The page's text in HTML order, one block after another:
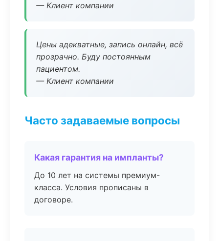
— Клиент компании
Цены адекватные, запись онлайн, всё
прозрачно. Буду постоянным
пациентом.
— Клиент компании
Часто задаваемые вопросы
Какая гарантия на импланты?
До 10 лет на системы премиум-
класса. Условия прописаны в
договоре.